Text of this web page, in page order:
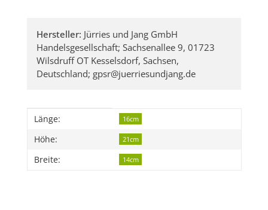
Hersteller: Jürries und Jang GmbH
Handelsgesellschaft; Sachsenallee 9, 01723
Wilsdruff OT Kesselsdorf, Sachsen,
Deutschland; gpsr@juerriesundjang.de
Produkteigenschaft
Wert
Länge: 16cm
Höhe: 21cm
Breite: 14cm